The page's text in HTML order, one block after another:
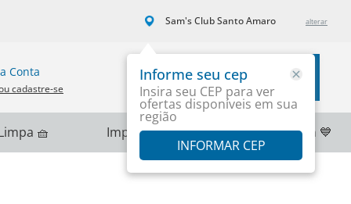
Sam's Club Santo Amaro
Informe seu cep
Insira seu CEP para ver
ofertas disponíveis em sua
região
INFORMAR CEP
Conta
cadastre-se
Carrinho
🧺 Importados 🌎 PlayStation 💙